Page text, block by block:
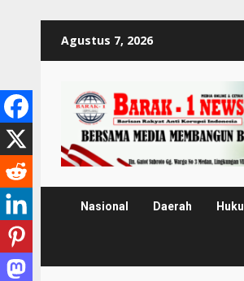
Agustus 7, 2026
Nasional Daerah